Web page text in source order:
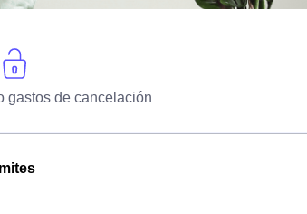
gastos de cancelación